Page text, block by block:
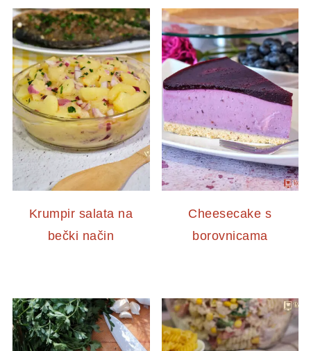
Krumpir salata na
bečki način
Cheesecake s
borovnicama